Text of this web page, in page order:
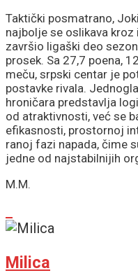
Taktički posmatrano,
najbolje se oslikava
završio ligaški deo
prosek. Sa 27,7 poena,
meču, srpski centar je
postavke rivala.
hroničara predstavlja
od atraktivnosti, već se
efikasnosti, prostornoj
ranoj fazi napada, čime
jedne od najstabilnijih
M.M.
Milica